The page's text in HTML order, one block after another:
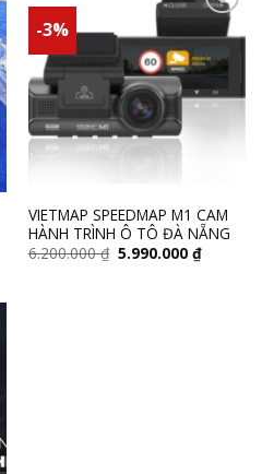
-3%
Add to
wishlist
VIETMAP SPEEDMAP M1 CAM
HÀNH TRÌNH Ô TÔ ĐÀ NẴNG
6.200.000₫ 5.990.000 ₫